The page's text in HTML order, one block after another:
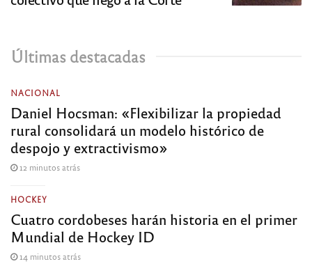
Últimas destacadas
NACIONAL
Daniel Hocsman: «Flexibilizar la propiedad
rural consolidará un modelo histórico de
despojo y extractivismo»
12 minutos atrás
HOCKEY
Cuatro cordobeses harán historia en el primer
Mundial de Hockey ID
14 minutos atrás